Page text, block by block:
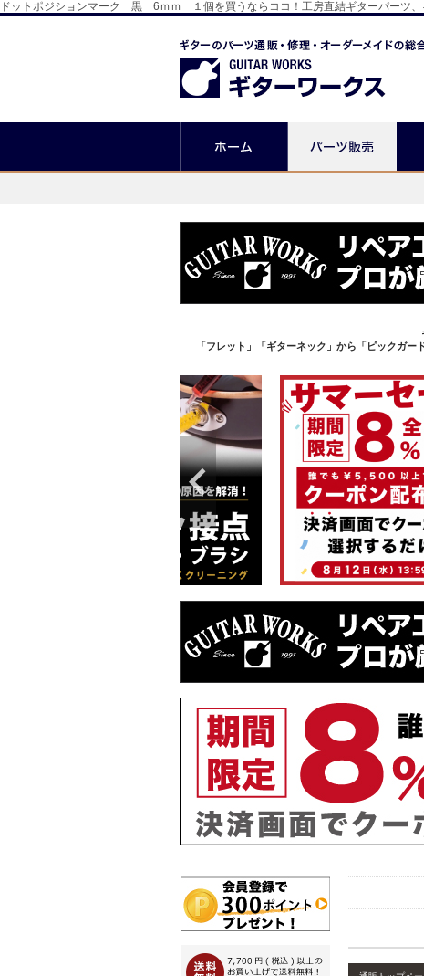
ドットポジションマーク 黒 6ｍｍ １個を買うならココ！工房直結ギターパーツ、
「フレット」「ギターネック」から「ピックガ